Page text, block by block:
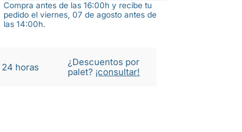
Compra antes de las 16:00h y recibe tu
pedido el viernes, 07 de agosto antes de
las 14:00h.
horas
¿Descuentos por
palet? ¡consultar!